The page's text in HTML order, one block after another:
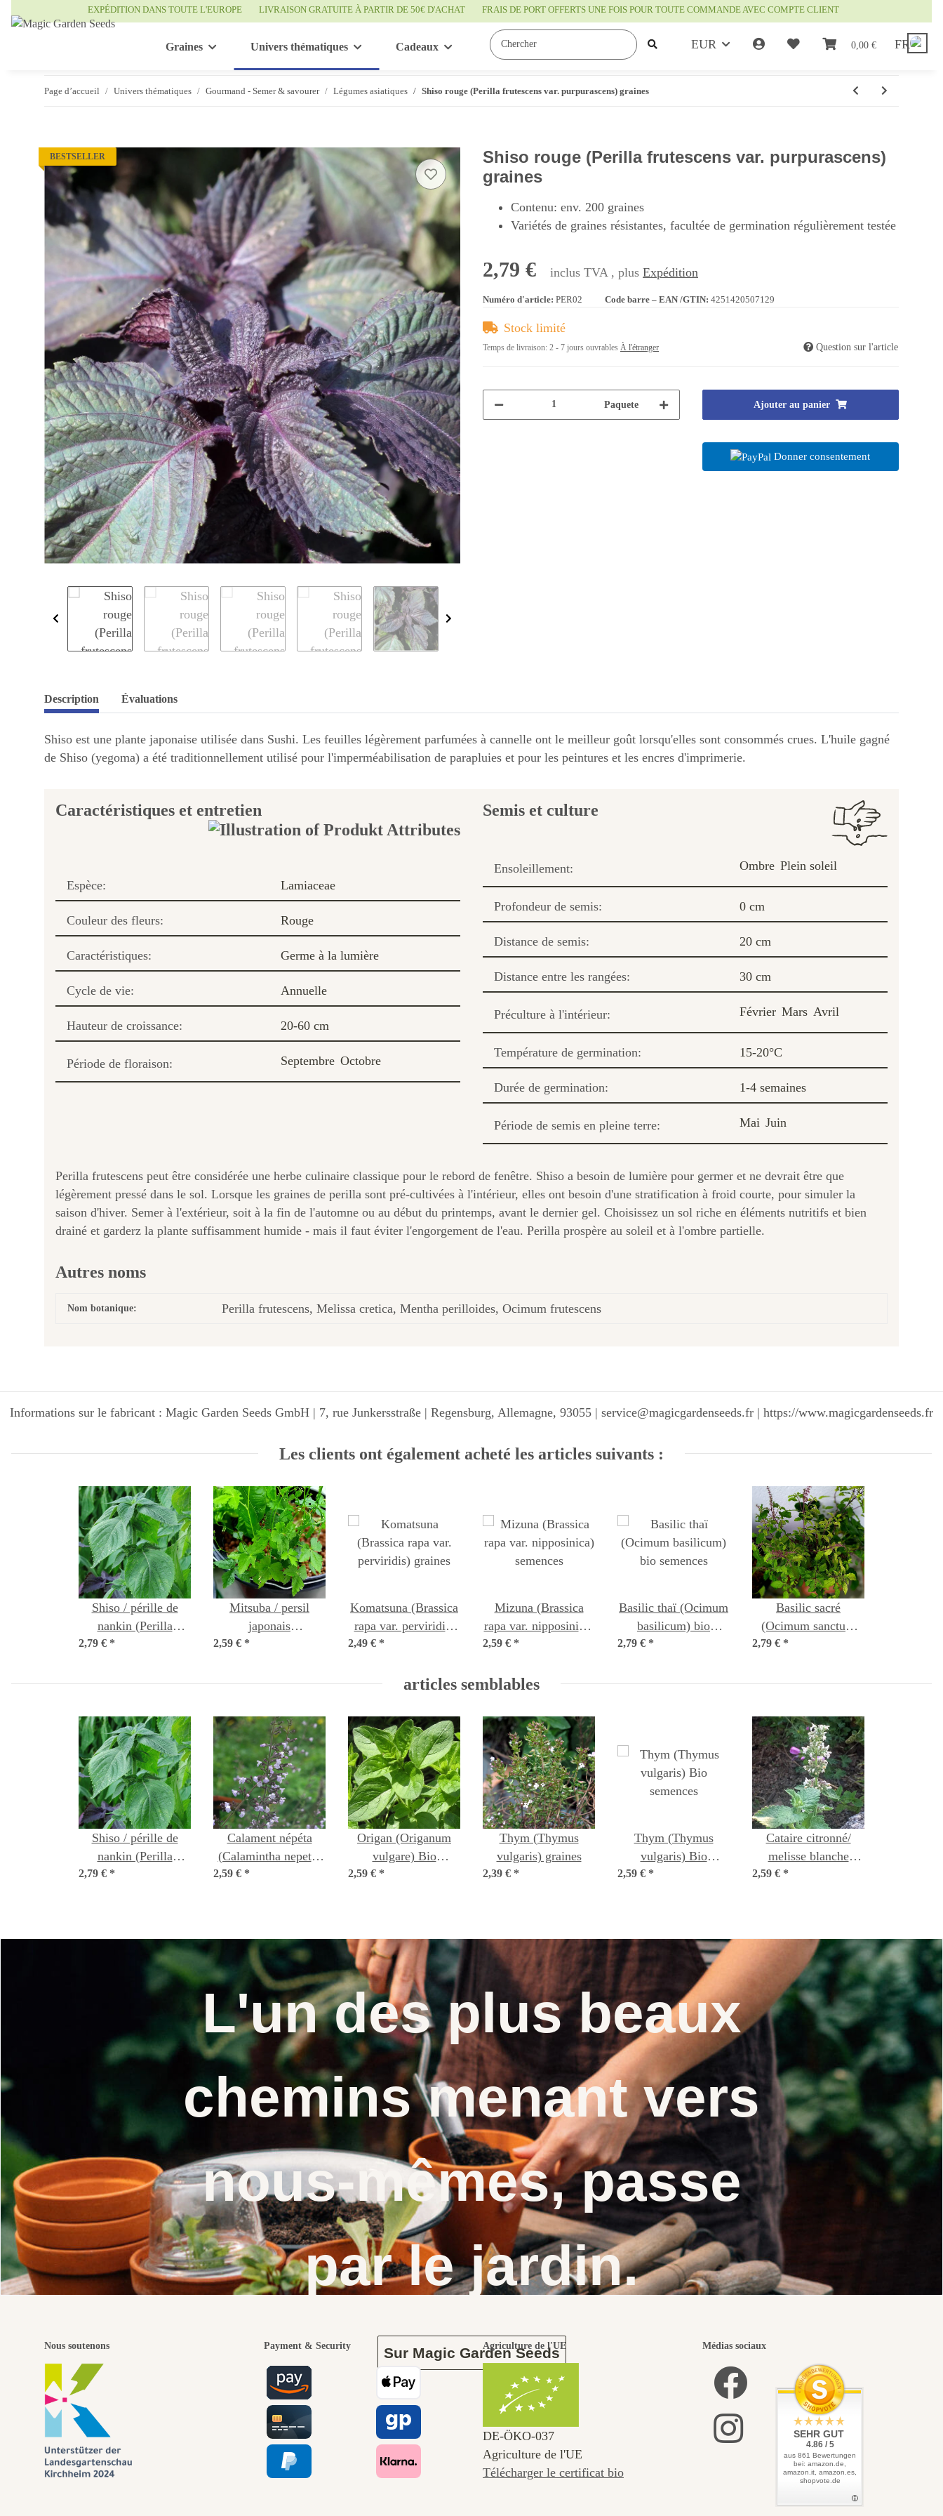
EXPÉDITION DANS TOUTE L'EUROPE LIVRAISON GRATUITE À PARTIR DE 50€ D'ACHAT FRAIS DE PORT OFFERTS UNE FOIS POUR TOUTE COMMANDE AVEC COMPTE CLIENT
EUR 0,00 € FR
Graines Univers thématiques Cadeaux Bon à savoir
Page d’accueil Univers thématiques Gourmand - Semer & savourer Légumes asiatiques Shiso rouge (Perilla frutescens var. purpurascens) graines
BESTSELLER
Shiso rouge (Perilla frutescens var. purpurascens)
graines
Contenu: env. 200 graines
Variétés de graines résistantes, facultée de germination régulièrement testée
2,79 € inclus TVA , plus Expédition
Numéro d'article: PER02 Code barre – EAN /GTIN: 4251420507129
Stock limité
Temps de livraison: 2 - 7 jours ouvrables À l'étranger Question sur l'article
Paquete Ajouter au panier
Donner consentement
Description Évaluations
Shiso est une plante japonaise utilisée dans Sushi. Les feuilles légèrement parfumées à cannelle ont le meilleur goût lorsqu'elles sont consommés crues. L'huile gagné
de Shiso (yegoma) a été traditionnellement utilisé pour l'imperméabilisation de parapluies et pour les peintures et les encres d'imprimerie.
Caractéristiques et entretien
Espèce: Lamiaceae
Couleur des fleurs: Rouge
Caractéristiques: Germe à la lumière
Cycle de vie: Annuelle
Hauteur de croissance: 20-60 cm
Période de floraison: Septembre Octobre
Semis et culture
Ensoleillement: Ombre Plein soleil
Profondeur de semis: 0 cm
Distance de semis: 20 cm
Distance entre les rangées: 30 cm
Préculture à l'intérieur: Février Mars Avril
Température de germination: 15-20°C
Durée de germination: 1-4 semaines
Période de semis en pleine terre: Mai Juin
Perilla frutescens peut être considérée une herbe culinaire classique pour le rebord de fenêtre. Shiso a besoin de lumière pour germer et ne devrait être que
légèrement pressé dans le sol. Lorsque les graines de perilla sont pré-cultivées à l'intérieur, elles ont besoin d'une stratification à froid courte, pour simuler la
saison d'hiver. Semer à l'extérieur, soit à la fin de l'automne ou au début du printemps, avant le dernier gel. Choisissez un sol riche en éléments nutritifs et bien
drainé et garderz la plante suffisamment humide - mais il faut éviter l'engorgement de l'eau. Perilla prospère au soleil et à l'ombre partielle.
Autres noms
Nom botanique: Perilla frutescens, Melissa cretica, Mentha perilloides, Ocimum frutescens
Informations sur le fabricant : Magic Garden Seeds GmbH | 7, rue Junkersstraße | Regensburg, Allemagne, 93055 | service@magicgardenseeds.fr | https://www.magicgardenseeds.fr
Les clients ont également acheté les articles suivants :
Shiso / pérille de
nankin (Perilla
frutescens) graines
2,79 € *
Mitsuba / persil
japonais
(Cryptotaenia
2,59 € *
Komatsuna (Brassica
rapa var. perviridis)
2,49 € *
Mizuna (Brassica
rapa var. nipposinica)
semences
2,59 € *
Basilic thaï (Ocimum
basilicum) bio
semences
2,79 € *
Basilic sacré
(Ocimum sanctum
syn. tenuiflorum)
2,79 € *
articles semblables
Shiso / pérille de
nankin (Perilla
frutescens) graines
2,79 € *
Calament népéta
(Calamintha nepeta)
2,59 € *
Origan (Origanum
vulgare) Bio
semences
2,59 € *
Thym (Thymus
vulgaris) graines
2,39 € *
Thym (Thymus
vulgaris) Bio
semences
2,59 € *
Cataire citronné/
melisse blanche
(Nepata cataria ssp.
2,59 € *
L'un des plus beaux
chemins menant vers
nous-mêmes, passe
par le jardin.
Sur Magic Garden Seeds
Nous soutenons Payment & Security Agriculture de l'UE
DE‑ÖKO‑037
Agriculture de l'UE
Télécharger le certificat bio
Médias sociaux
SEHR GUT
4.86 / 5
aus 861 Bewertungen
bei: amazon.de,
amazon.it, amazon.es,
shopvote.de